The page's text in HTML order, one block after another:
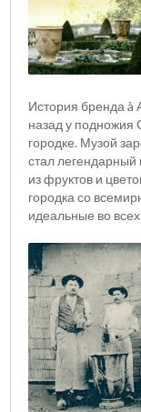
История бренда à
назад у
городке. Музой
стал
из фруктов и
городка со
идеальные во